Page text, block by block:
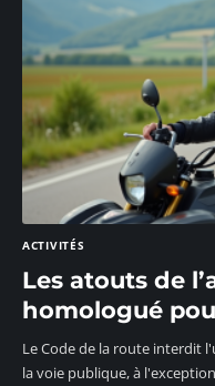
ACTIVITÉS
Les atouts de
homologué
Le Code de la route interdit
la voie publique, à